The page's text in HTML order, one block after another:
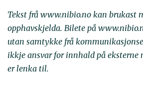
Tekst frå www.nibio.no kan brukast
opphavskjelda. Bilete på
utan samtykke frå
ikkje ansvar for innhald på eksterne
er lenka til.